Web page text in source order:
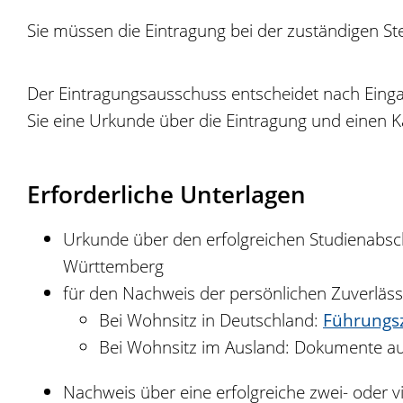
Sie müssen die Eintragung bei der zuständigen
Der Eintragungsausschuss entscheidet nach
Sie eine Urkunde über die Eintragung und einen
Erforderliche Unterlagen
Urkunde über den erfolgreichen
Württemberg
für den Nachweis der persönlichen
Bei Wohnsitz in Deutschland:
Bei Wohnsitz im Ausland: Dokumente
Nachweis über eine erfolgreiche zwei- oder